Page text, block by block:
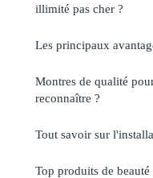
illimité pas cher ?
Les principaux
Montres de qualité
reconnaître ?
Tout savoir sur
Top produits de